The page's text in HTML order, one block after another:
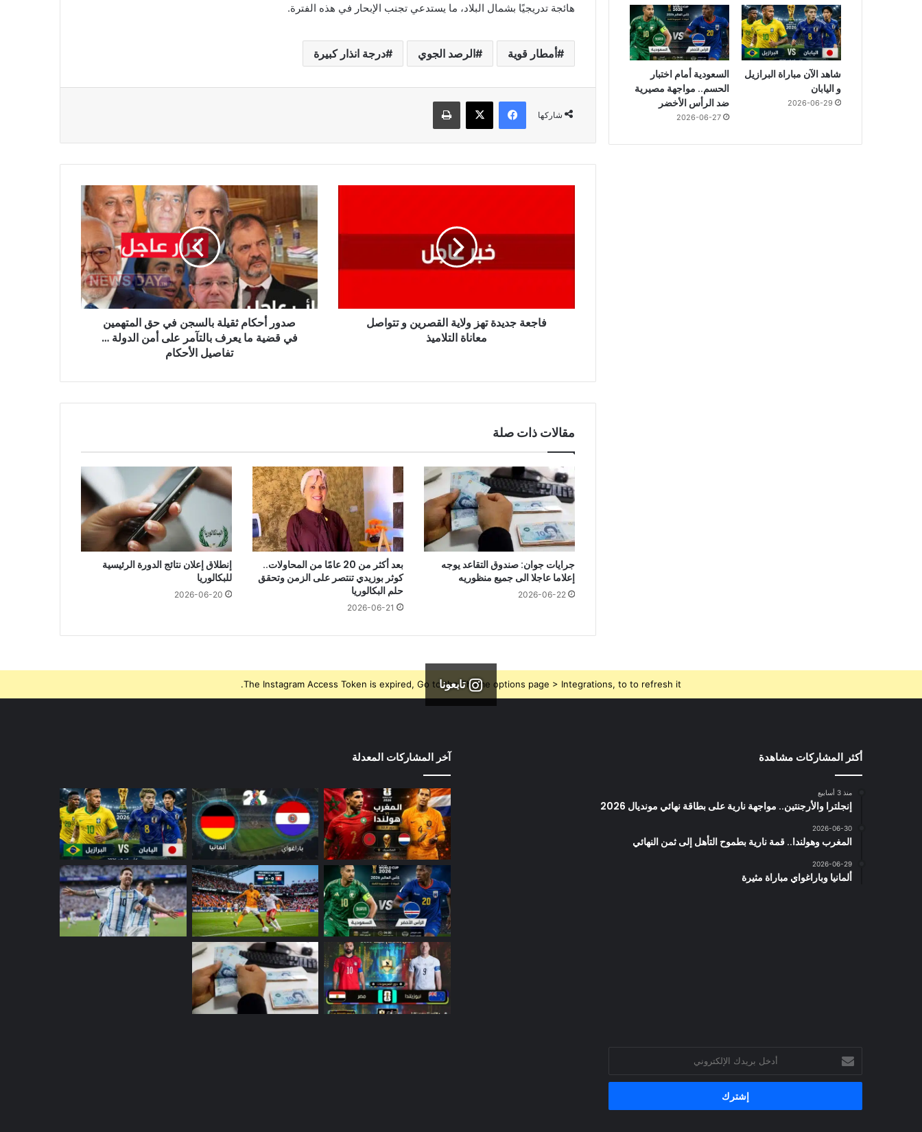
هائجة تدريجيًا بشمال البلاد، ما يستدعي تجنب الإبحار في هذه الفترة.
أمطار قوية الرصد الجوي درجة انذار كبيرة
شاركها
فيسبوك ‫X طباعة
ولاية
التلاميذ
فاجعة جديدة تهز ولاية القصرين و تتواصل
معاناة التلاميذ
صدور
أحكام
ثقيلة
بالسجن
في
حق
المتهمين
في
قضية
صدور أحكام ثقيلة بالسجن في حق المتهمين
في قضية ما يعرف بالتآمر على أمن الدولة …
تفاصيل الأحكام
مقالات ذات صلة
جرايات جوان: صندوق التقاعد يوجه
إعلاما عاجلا الى جميع منظوريه
2026-06-22
بعد أكثر من 20 عامًا من المحاولات..
كوثر بوزيدي تنتصر على الزمن وتحقق
حلم البكالوريا
2026-06-21
إنطلاق إعلان نتائج الدورة الرئيسية
للبكالوريا
2026-06-20
شاهد الآن مباراة البرازيل
و اليابان
2026-06-29
السعودية أمام اختبار
الحسم.. مواجهة مصيرية
ضد الرأس الأخضر
2026-06-27
تابعونا
The Instagram Access Token is expired, Go to the Theme options page > Integrations, to to refresh it.
أكثر المشاركات مشاهدة
منذ 3 أسابيع
إنجلترا والأرجنتين.. مواجهة نارية على بطاقة نهائي مونديال 2026
2026-06-30
المغرب وهولندا.. قمة نارية بطموح التأهل إلى ثمن النهائي
2026-06-29
ألمانيا وباراغواي مباراة مثيرة
آخر المشاركات المعدلة
بريدك
الإلكتروني